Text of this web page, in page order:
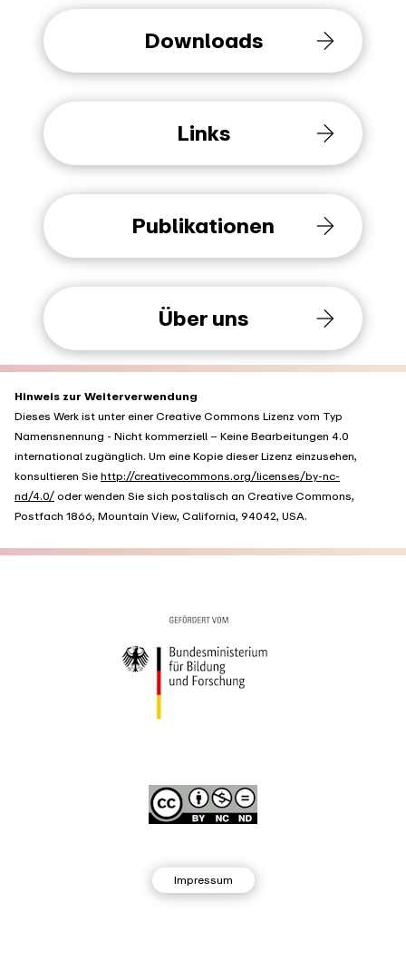
Downloads
Links
Publikationen
Über uns
Hinweis zur Weiterverwendung
Dieses Werk ist unter einer Creative Commons Lizenz vom Typ
Namensnennung - Nicht kommerziell – Keine Bearbeitungen 4.0
international zugänglich. Um eine Kopie dieser Lizenz einzusehen,
konsultieren Siehttp://creativecommons.org/licenses/by-nc-
nd/4.0/oder wenden Sie sich postalisch an Creative Commons,
Postfach 1866, Mountain View, California, 94042, USA.
Impressum